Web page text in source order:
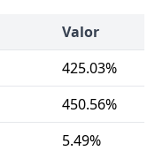
Valor
425.03%
450.56%
5.49%